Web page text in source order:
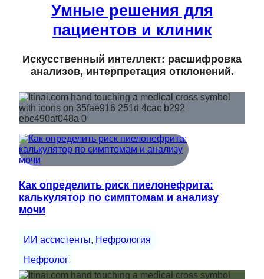
Умные решения для
пациентов и клиник
Искусственный интеллект: расшифровка
анализов, интерпретация отклонений.
Как определить риск пиелонефрита:
калькулятор по симптомам и анализу
мочи
ИИ ассистенты, Нефрология
Нефролог